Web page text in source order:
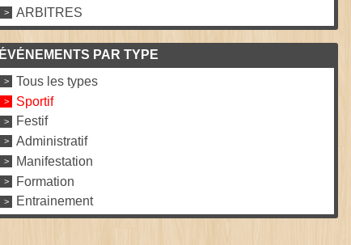
ARBITRES
ÉVÉNEMENTS PAR TYPE
Tous les types
Sportif
Festif
Administratif
Manifestation
Formation
Entrainement